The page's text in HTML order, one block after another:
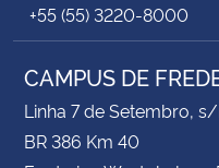
+55 (55) 3220-8000
CAMPUS DE
Linha 7 de Setembro,
BR 386 Km 40